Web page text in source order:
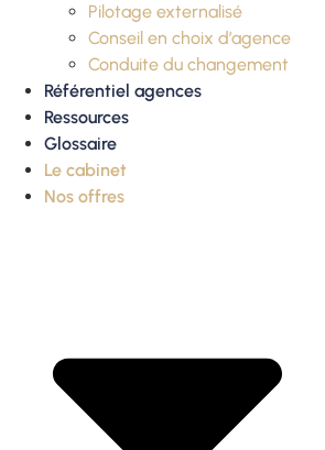
Pilotage externalisé
Conseil en choix d’agence
Conduite du changement
Référentiel agences
Ressources
Glossaire
Le cabinet
Nos offres